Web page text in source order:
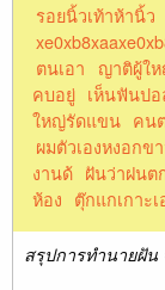
รอยนิ้วเท้าห้านิ้ว
ตนเอา ญาติผู้ใ
คบอยู่ เห็นฟันป
ใหญ่รัดแขน คน
ผมตัวเองหงอกข
งานด้ ฝันว่าฝนต
ห้อง ตุ๊กแกเกาะเ
สรุปการทำนายฝัน